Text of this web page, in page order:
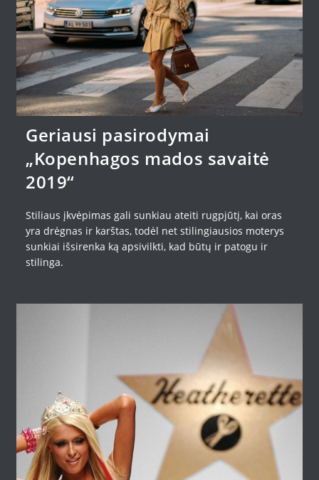
Geriausi pasirodymai
„Kopenhagos mados savaitė
2019“
Stiliaus įkvėpimas gali sunkiau ateiti rugpjūtį, kai oras
yra drėgnas ir karštas, todėl net stilingiausios moterys
sunkiai išsirenka ką apsivilkti, kad būtų ir patogu ir
stilinga.